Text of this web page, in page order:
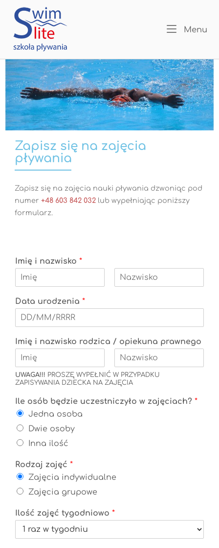
Menu
Zapisz się na zajęcia
pływania
Zapisz się na zajęcia nauki pływania dzwoniąc pod
numer +48 603 842 032 lub wypełniając poniższy
formularz.
Imię i nazwisko *
i
e
s
z
y
n
i
Data urodzenia *
Imię i nazwisko rodzica / opiekuna prawnego
i
e
w
s
z
y
s
t
t
UWAGA!!! PROSZĘ WYPEŁNIĆ W PRZYPADKU
ZAPISYWANIA DZIECKA NA ZAJĘCIA
Ile osób będzie uczestniczyło w zajęciach? *
Jedna osoba
Dwie osoby
Inna ilość
Rodzaj zajęć *
Zajęcia indywidualne
Zajęcia grupowe
Ilość zajęć tygodniowo *